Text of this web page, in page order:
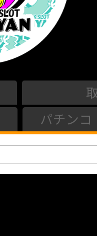
パチンコ